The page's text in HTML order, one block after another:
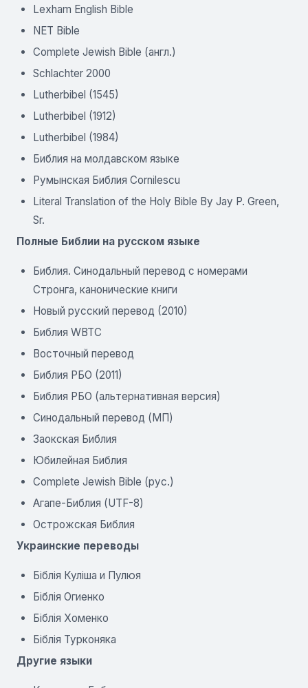
Lexham English Bible
NET Bible
Complete Jewish Bible (англ.)
Schlachter 2000
Lutherbibel (1545)
Lutherbibel (1912)
Lutherbibel (1984)
Библия на молдавском языке
Румынская Библия Cornilescu
Literal Translation of the Holy Bible By Jay P. Green,
Sr.
Полные Библии на русском языке
Библия. Синодальный перевод с номерами
Стронга, канонические книги
Новый русский перевод (2010)
Библия WBTC
Восточный перевод
Библия РБО (2011)
Библия РБО (альтернативная версия)
Синодальный перевод (МП)
Заокская Библия
Юбилейная Библия
Complete Jewish Bible (рус.)
Агапе-Библия (UTF-8)
Острожская Библия
Украинские переводы
Біблія Куліша и Пулюя
Біблія Огиенко
Біблія Хоменко
Біблія Турконяка
Другие языки